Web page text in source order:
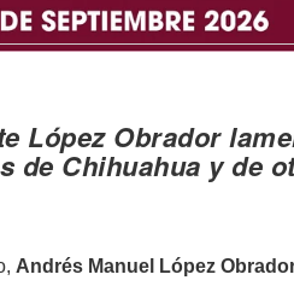
López Obrador
de Chihuahua y de
Andrés Manuel López